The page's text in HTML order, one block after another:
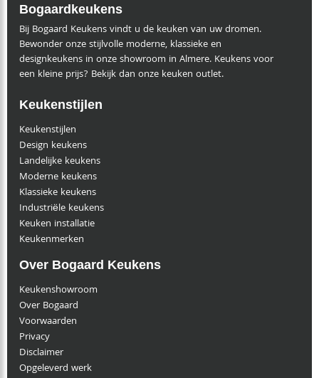
Bogaardkeukens
Bij Bogaard Keukens vindt u de keuken van uw dromen.
Bewonder onze stijlvolle moderne, klassieke en
designkeukens in onze showroom in Almere. Keukens voor
een kleine prijs? Bekijk dan onze keuken outlet.
Keukenstijlen
Keukenstijlen
Design keukens
Landelijke keukens
Moderne keukens
Klassieke keukens
Industriële keukens
Keuken installatie
Keukenmerken
Over Bogaard Keukens
Keukenshowroom
Over Bogaard
Voorwaarden
Privacy
Disclaimer
Opgeleverd werk